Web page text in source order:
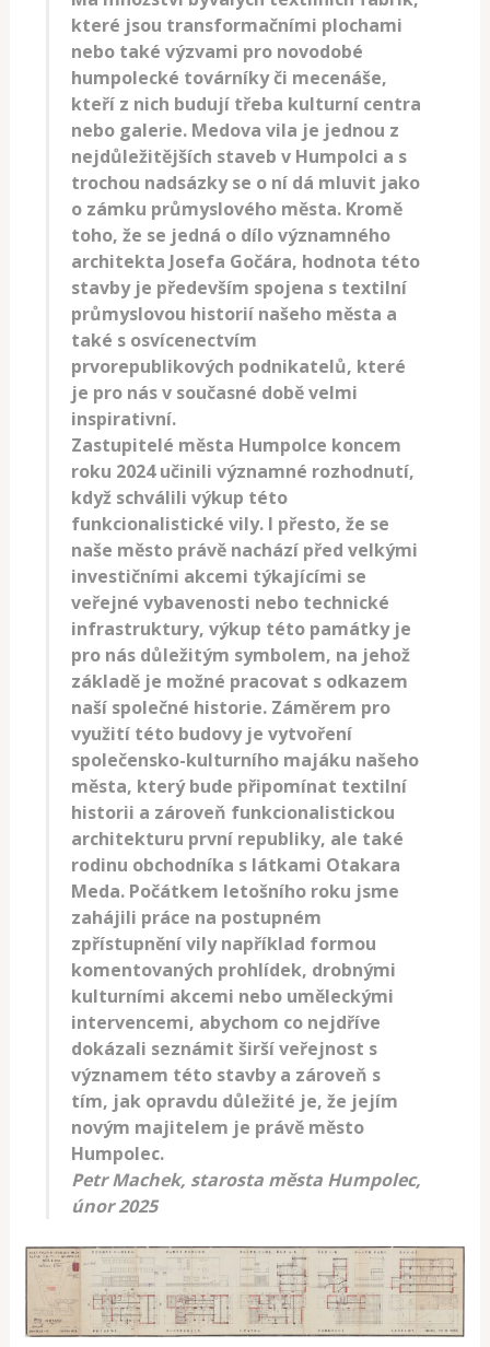
které jsou transformačními plochami
nebo také výzvami pro novodobé
humpolecké továrníky či mecenáše,
kteří z nich budují třeba kulturní centra
nebo galerie. Medova vila je jednou z
nejdůležitějších staveb v Humpolci a s
trochou nadsázky se o ní dá mluvit jako
o zámku průmyslového města. Kromě
toho, že se jedná o dílo významného
architekta Josefa Gočára, hodnota této
stavby je především spojena s textilní
průmyslovou historií našeho města a
také s osvícenectvím
prvorepublikových podnikatelů, které
je pro nás v současné době velmi
inspirativní.
Zastupitelé města Humpolce koncem
roku 2024 učinili významné rozhodnutí,
když schválili výkup této
funkcionalistické vily. I přesto, že se
naše město právě nachází před velkými
investičními akcemi týkajícími se
veřejné vybavenosti nebo technické
infrastruktury, výkup této památky je
pro nás důležitým symbolem, na jehož
základě je možné pracovat s odkazem
naší společné historie. Záměrem pro
využití této budovy je vytvoření
společensko-kulturního majáku našeho
města, který bude připomínat textilní
historii a zároveň funkcionalistickou
architekturu první republiky, ale také
rodinu obchodníka s látkami Otakara
Meda. Počátkem letošního roku jsme
zahájili práce na postupném
zpřístupnění vily například formou
komentovaných prohlídek, drobnými
kulturními akcemi nebo uměleckými
intervencemi, abychom co nejdříve
dokázali seznámit širší veřejnost s
významem této stavby a zároveň s
tím, jak opravdu důležité je, že jejím
novým majitelem je právě město
Humpolec.
Petr Machek, starosta města Humpolec,
únor 2025